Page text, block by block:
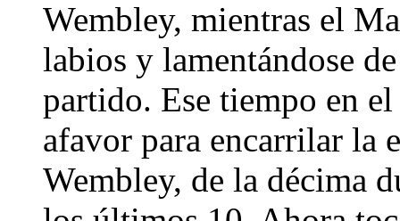
Wembley, mientras el
labios y lamentándose
partido. Ese tiempo en
afavor para encarrilar la
Wembley, de la décima